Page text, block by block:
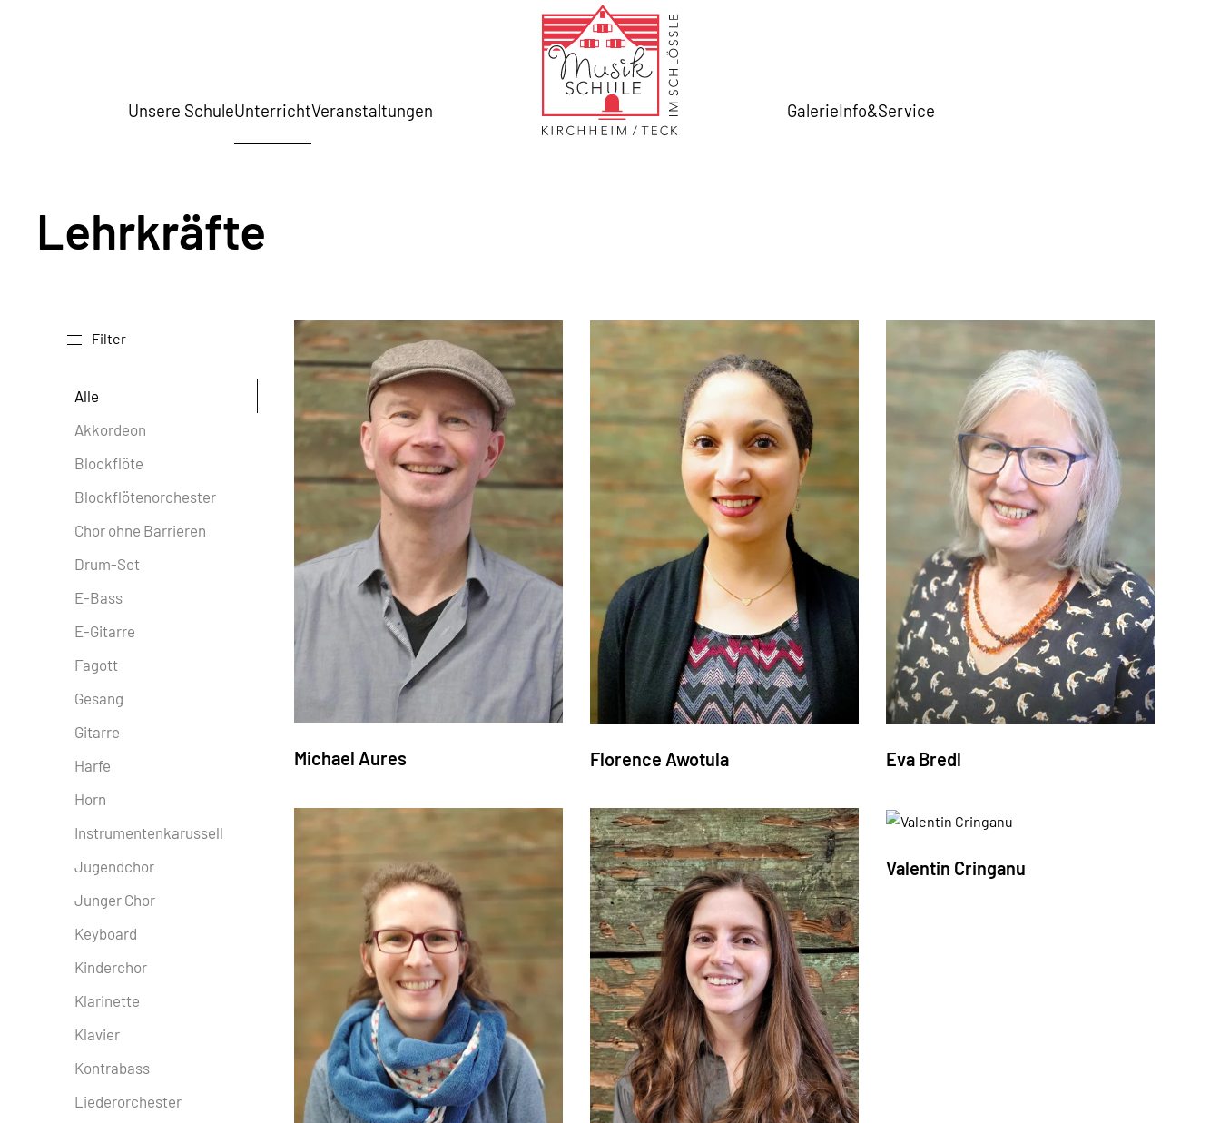
Unsere SchuleUnterrichtVeranstaltungen GalerieInfo&Service
Lehrkräfte
Filter
Alle
Akkordeon
Blockflöte
Blockflötenorchester
Chor ohne Barrieren
Drum-Set
E-Bass
E-Gitarre
Fagott
Gesang
Gitarre
Harfe
Horn
Instrumentenkarussell
Jugendchor
Junger Chor
Keyboard
Kinderchor
Klarinette
Klavier
Kontrabass
Liederorchester
Michael Aures Florence Awotula Eva Bredl
Valentin Cringanu